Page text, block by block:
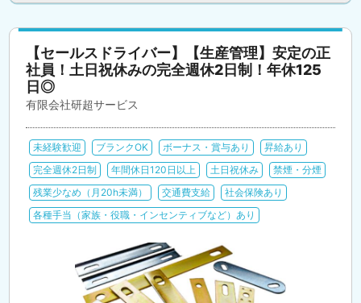
【セールスドライバー】【生産管理】安定の正
社員！土日祝休みの完全週休2日制！年休125
日◎
有限会社研超サービス
未経験歓迎 ブランクOK ボーナス・賞与あり
昇給あり
完全週休2日制
年間休日120日以上 土日祝休み
禁煙・分煙
残業少なめ（月20h未満）
交通費支給
社会保険あり
各種手当（家族・役職・インセンティブなど）あり